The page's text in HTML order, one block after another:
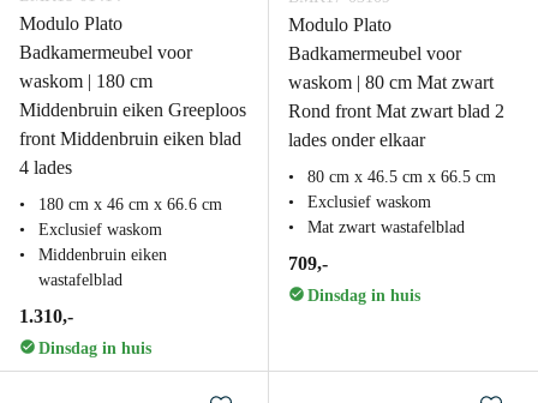
Modulo Plato
Badkamermeubel voor
waskom | 180 cm
Middenbruin eiken Greeploos
front Middenbruin eiken blad
4 lades
180 cm x 46 cm x 66.6 cm
Exclusief waskom
Middenbruin eiken
wastafelblad
1.310,-
Dinsdag in huis
Modulo Plato
Badkamermeubel voor
waskom | 80 cm Mat zwart
Rond front Mat zwart blad 2
lades onder elkaar
80 cm x 46.5 cm x 66.5 cm
Exclusief waskom
Mat zwart wastafelblad
709,-
Dinsdag in huis